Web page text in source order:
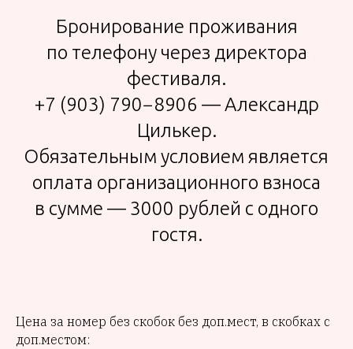
Бронирование проживания
по телефону через директора
фестиваля.
+7 (903) 790−8906 — Александр
Цилькер.
Обязательным условием является
оплата организационного взноса
в сумме — 3000 рублей с одного
гостя.
Цена за номер без скобок без доп.мест, в скобках с
доп.местом: